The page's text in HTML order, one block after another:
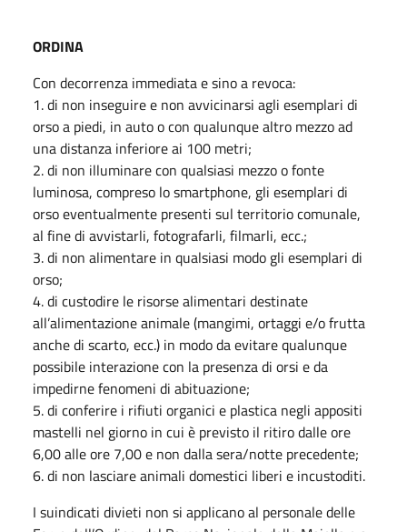
ORDINA
Con decorrenza immediata e sino a revoca:
1. di non inseguire e non avvicinarsi agli esemplari di
orso a piedi, in auto o con qualunque altro mezzo ad
una distanza inferiore ai 100 metri;
2. di non illuminare con qualsiasi mezzo o fonte
luminosa, compreso lo smartphone, gli esemplari di
orso eventualmente presenti sul territorio comunale,
al fine di avvistarli, fotografarli, filmarli, ecc.;
3. di non alimentare in qualsiasi modo gli esemplari di
orso;
4. di custodire le risorse alimentari destinate
all’alimentazione animale (mangimi, ortaggi e/o frutta
anche di scarto, ecc.) in modo da evitare qualunque
possibile interazione con la presenza di orsi e da
impedirne fenomeni di abituazione;
5. di conferire i rifiuti organici e plastica negli appositi
mastelli nel giorno in cui è previsto il ritiro dalle ore
6,00 alle ore 7,00 e non dalla sera/notte precedente;
6. di non lasciare animali domestici liberi e incustoditi.
I suindicati divieti non si applicano al personale delle